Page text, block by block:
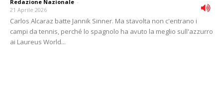
Redazione Nazionale -
21 Aprile 2026
Carlos Alcaraz batte Jannik Sinner. Ma stavolta non c'entrano i
campi da tennis, perché lo spagnolo ha avuto la meglio sull'azzurro
ai Laureus World...